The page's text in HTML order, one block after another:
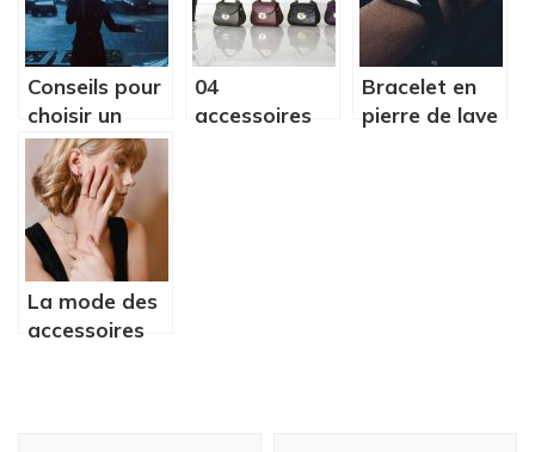
aujourd’hui !
Conseils pour
choisir un
parapluie
haut de
gamme
français
04
accessoires
Bracelet en
pierre de lave
La mode des
accessoires